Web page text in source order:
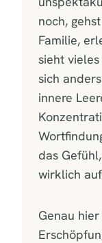
noch,
Familie,
sieht
sich
innere
das
wirklich
Genau